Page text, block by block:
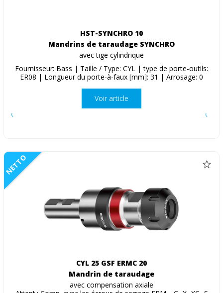
HST-SYNCHRO 10
Mandrins de taraudage SYNCHRO
avec tige cylindrique
Fournisseur: Bass | Taille / Type: CYL | type de porte-outils:
ER08 | Longueur du porte-à-faux [mm]: 31 | Arrosage: 0
Voir article
NETTO
CYL 25 GSF ERMC 20
Mandrin de taraudage
avec compensation axiale